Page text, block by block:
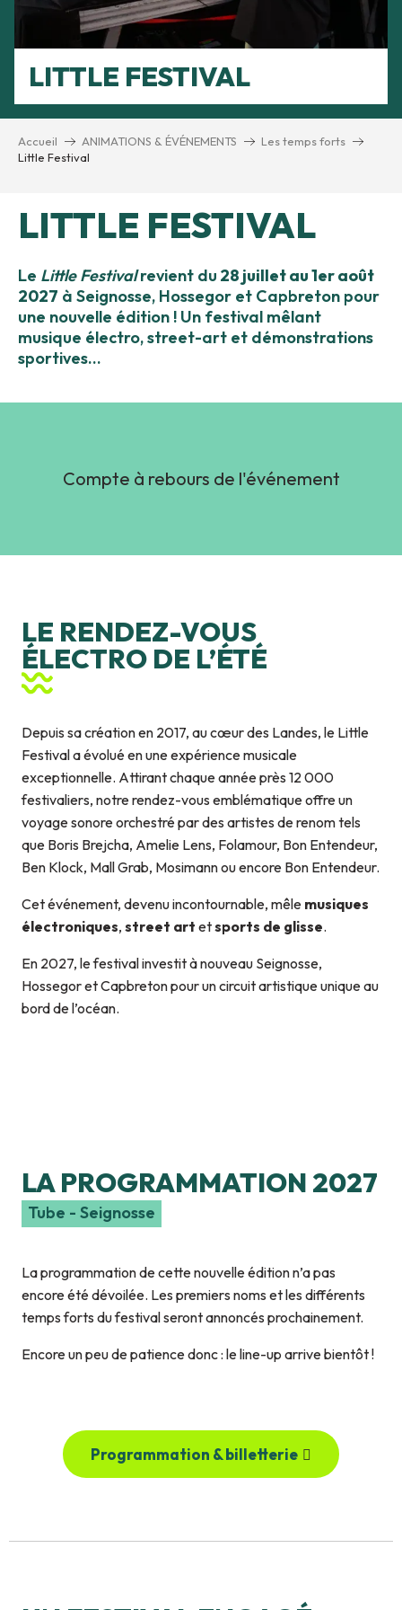
LITTLE FESTIVAL
Accueil ANIMATIONS & ÉVÉNEMENTS
Les temps forts
Little Festival
LITTLE FESTIVAL
Le Little Festivalrevient du 28 juillet au 1er août
2027 à Seignosse, Hossegor et Capbreton pour
une nouvelle édition ! Un festival mêlant
musique électro, street-art et démonstrations
sportives…
Compte à rebours de l'événement
LE RENDEZ-VOUS
ÉLECTRO DE L’ÉTÉ
Depuis sa création en 2017, au cœur des Landes, le Little
Festival a évolué en une expérience musicale
exceptionnelle. Attirant chaque année près 12 000
festivaliers, notre rendez-vous emblématique offre un
voyage sonore orchestré par des artistes de renom tels
que Boris Brejcha, Amelie Lens, Folamour, Bon Entendeur,
Ben Klock, Mall Grab, Mosimann ou encore Bon Entendeur.
Cet événement, devenu incontournable, mêle musiques
électroniques, street art etsports de glisse.
En 2027, le festival investit à nouveau Seignosse,
Hossegor et Capbreton pour un circuit artistique unique au
bord de l’océan.
LA PROGRAMMATION 2027
Tube - Seignosse
La programmation de cette nouvelle édition n’a pas
encore été dévoilée. Les premiers noms et les différents
temps forts du festival seront annoncés prochainement.
Encore un peu de patience donc : le line-up arrive bientôt !
Programmation & billetterie